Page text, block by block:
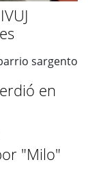
en
"Milo"